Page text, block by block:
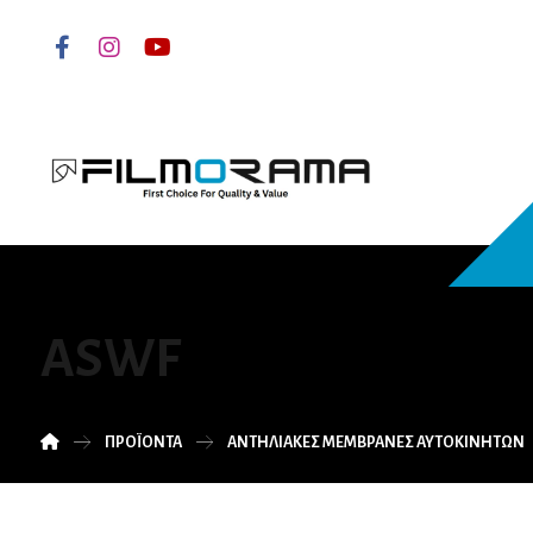
ASWF
ΠΡΟΪΌΝΤΑ ΑΝΤΗΛΙΑΚΕΣ ΜΕΜΒΡΑΝΕΣ ΑΥΤΟΚΙΝΗΤΩΝ